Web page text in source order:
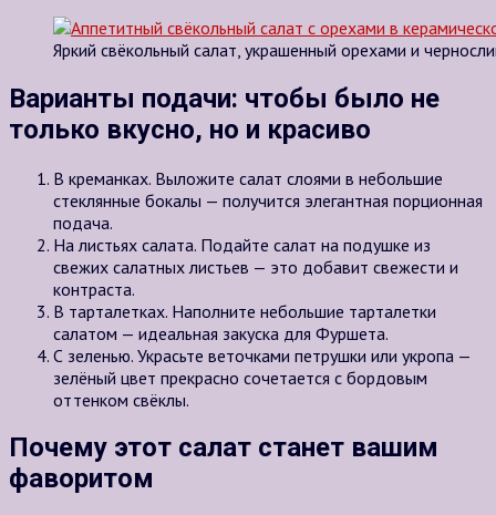
Яркий свёкольный салат, украшенный орехами и
Варианты подачи: чтобы было не
только вкусно, но и красиво
В креманках. Выложите салат слоями в небольшие
стеклянные бокалы — получится элегантная порционная
подача.
На листьях салата. Подайте салат на подушке из
свежих салатных листьев — это добавит свежести и
контраста.
В тарталетках. Наполните небольшие тарталетки
салатом — идеальная закуска для Фуршета.
С зеленью. Украсьте веточками петрушки или укропа —
зелёный цвет прекрасно сочетается с бордовым
оттенком свёклы.
Почему этот салат станет вашим
фаворитом